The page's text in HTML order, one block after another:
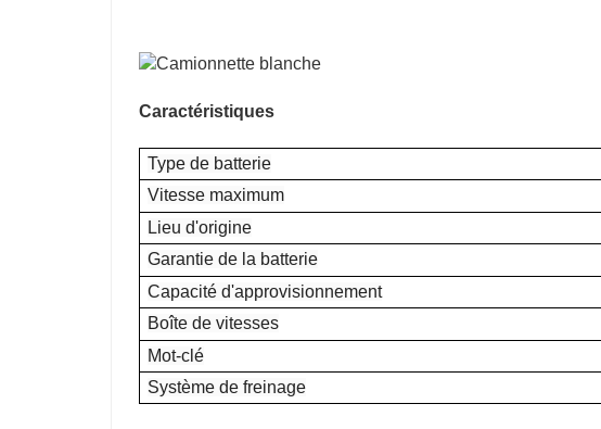
Caractéristiques
Type de batterie
Vitesse maximum
Lieu d'origine
Garantie de la batterie
Capacité d'approvisionnement
Boîte de vitesses
Mot-clé
Système de freinage